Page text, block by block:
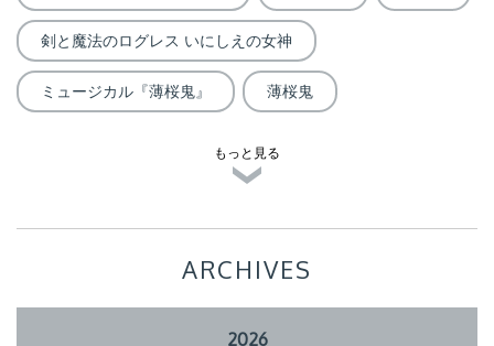
剣と魔法のログレス いにしえの女神
ミュージカル『薄桜鬼』 薄桜鬼
もっと見る
ARCHIVES
2026